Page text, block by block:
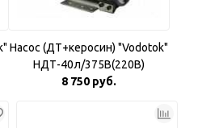
Насос (ДТ+керосин) "Vodotok"
НДТ-40л/375В(220В)
8 750 руб.